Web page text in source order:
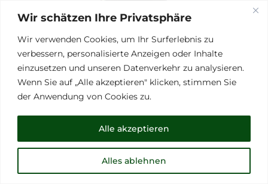
Wir schätzen Ihre Privatsphäre
Wir verwenden Cookies, um Ihr Surferlebnis zu
verbessern, personalisierte Anzeigen oder Inhalte
einzusetzen und unseren Datenverkehr zu analysieren.
Wenn Sie auf „Alle akzeptieren" klicken, stimmen Sie
der Anwendung von Cookies zu.
Alles ablehnen
Alle akzeptieren
Kürbiskernöl aus der Steiermark
0,5L
14,00€